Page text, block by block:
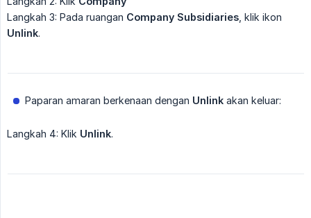
Langkah 3: Pada ruangan Company Subsidiaries , klik ikon
Unlink.
Paparan amaran berkenaan dengan Unlink akan keluar:
Langkah 4: Klik Unlink.